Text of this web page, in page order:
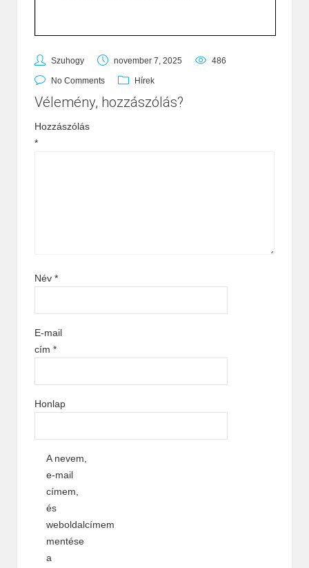
Szuhogy november 7, 2025 486
No Comments Hírek
Vélemény, hozzászólás?
Hozzászólás
*
Név *
E-mail
cím *
Honlap
A nevem,
e-mail
címem,
és
weboldalcímem
mentése
a